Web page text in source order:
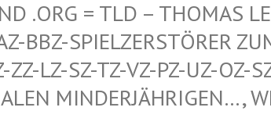
= TLD – THOMAS
SPIELZERSTÖRER ZUM
SZ-TZ-VZ-PZ-UZ-OZ-SZ-
MINDERJÄHRIGEN…,